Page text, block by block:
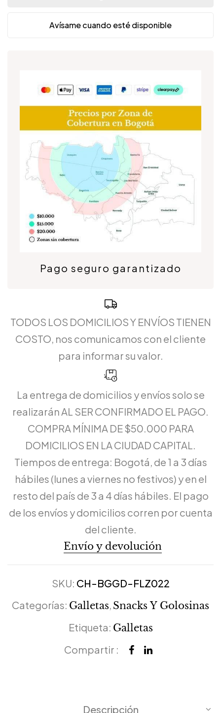
Avísame cuando esté disponible
Pago seguro garantizado
TODOS LOS DOMICILIOS Y ENVÍOS TIENEN
COSTO, nos comunicamos con el cliente
para informar su valor.
La entrega de domicilios y envíos solo se
realizarán AL SER CONFIRMADO EL PAGO.
COMPRA MÍNIMA DE $50.000 PARA
DOMICILIOS EN LA CIUDAD CAPITAL.
Tiempos de entrega: Bogotá, de 1 a 3 días
hábiles (lunes a viernes no festivos) y en el
resto del país de 3 a 4 días hábiles. El pago
de los envíos y domicilios corren por cuenta
del cliente.
Envío y devolución
SKU: CH-BGGD-FLZ022
Categorías: Galletas Snacks Y Golosinas
Etiqueta: Galletas
Compartir :
Descripción